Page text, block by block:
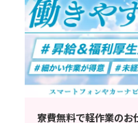
寮費無料で軽作業のお